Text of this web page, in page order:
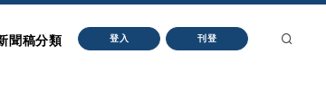
聞稿分類 登入 刊登